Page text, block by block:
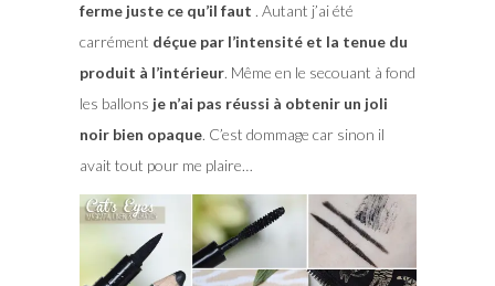
ferme juste ce qu’il faut . Autant j’ai été
carrément déçue par l’intensité et la tenue du
produit à l’intérieur. Même en le secouant à fond
les ballons je n’ai pas réussi à obtenir un joli
noir bien opaque. C’est dommage car sinon il
avait tout pour me plaire…